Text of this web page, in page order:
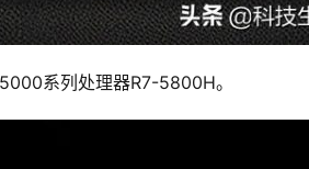
系列处理器R7-5800H。